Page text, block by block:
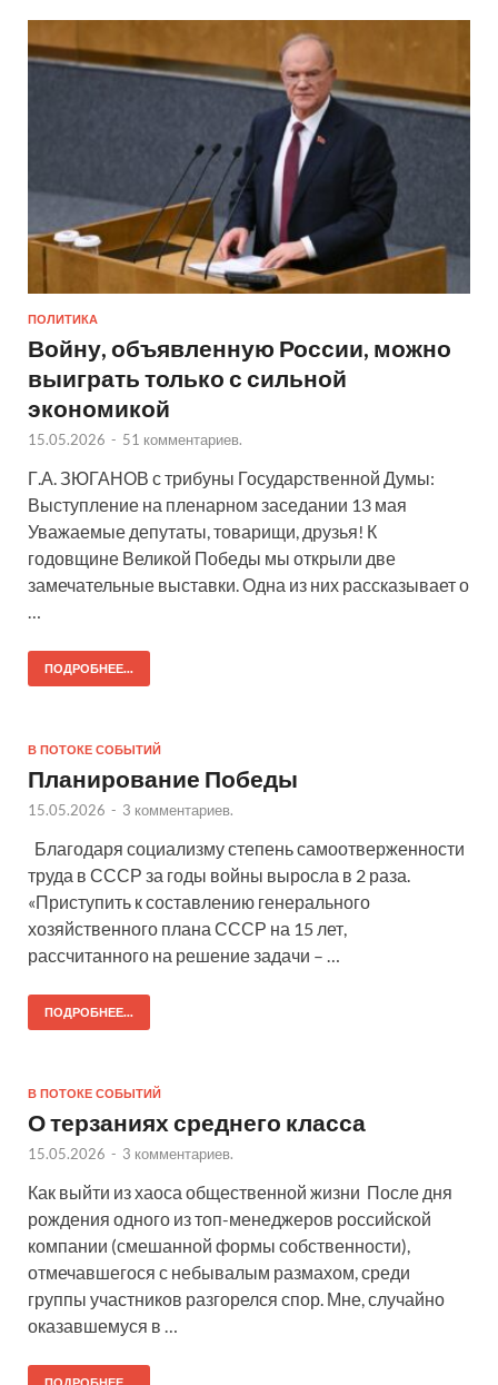
ПОЛИТИКА
Войну, объявленную России, можно
выиграть только с сильной
экономикой
15.05.2026 - 51 комментариев.
Г.А. ЗЮГАНОВ с трибуны Государственной Думы:
Выступление на пленарном заседании 13 мая
Уважаемые депутаты, товарищи, друзья! К
годовщине Великой Победы мы открыли две
замечательные выставки. Одна из них рассказывает о
…
ПОДРОБНЕЕ...
В ПОТОКЕ СОБЫТИЙ
Планирование Победы
15.05.2026 - 3 комментариев.
Благодаря социализму степень самоотверженности
труда в СССР за годы войны выросла в 2 раза.
«Приступить к составлению генерального
хозяйственного плана СССР на 15 лет,
рассчитанного на решение задачи – …
ПОДРОБНЕЕ...
В ПОТОКЕ СОБЫТИЙ
О терзаниях среднего класса
15.05.2026 - 3 комментариев.
Как выйти из хаоса общественной жизни После дня
рождения одного из топ-менеджеров российской
компании (смешанной формы собственности),
отмечавшегося с небывалым размахом, среди
группы участников разгорелся спор. Мне, случайно
оказавшемуся в …